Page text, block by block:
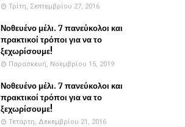
Τρίτη, Σεπτεμβρίου 27, 2016
Νοθευένο μέλι. 7 πανεύκολοι και
πρακτικοί τρόποι για να το
ξεχωρίσουμε!
Παρασκευή, Νοεμβρίου 15, 2019
Νοθευένο μέλι. 7 πανεύκολοι και
πρακτικοί τρόποι για να το
ξεχωρίσουμε!
Τετάρτη, Δεκεμβρίου 21, 2016